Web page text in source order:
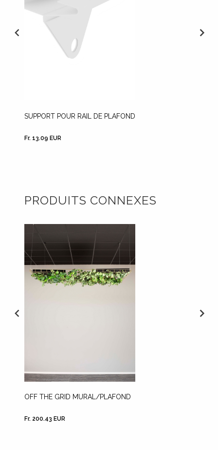
SUPPORT POUR RAIL DE PLAFOND
Fr. 13.09 EUR
PRODUITS CONNEXES
OFF THE GRID MURAL/PLAFOND
Fr. 200.43 EUR